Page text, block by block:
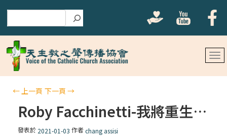
←上一頁 下一頁→
Roby Facchinetti-我將重生，您將重生
發表於 2021-01-03 作者chang assisi